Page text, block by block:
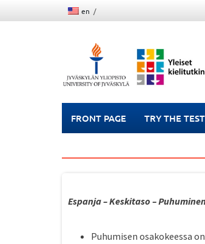
to
en
FRONT PAGE TRY THE TEST
Espanja – Keskitaso – Puhuminen
Puhumisen osakokeessa